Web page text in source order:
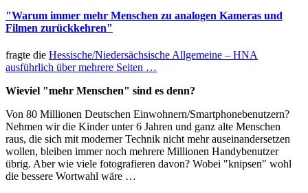
"Warum immer mehr Menschen zu analogen Kameras und
Filmen zurückkehren"
fragte die Hessische/Niedersächsische Allgemeine – HNA
ausführlich über mehrere Seiten …
Wieviel "mehr Menschen" sind es denn?
Von 80 Millionen Deutschen Einwohnern/Smartphonebenutzern?
Nehmen wir die Kinder unter 6 Jahren und ganz alte Menschen
raus, die sich mit moderner Technik nicht mehr auseinandersetzen
wollen, bleiben immer noch mehrere Millionen Handybenutzer
übrig. Aber wie viele fotografieren davon? Wobei "knipsen" wohl
die bessere Wortwahl wäre …